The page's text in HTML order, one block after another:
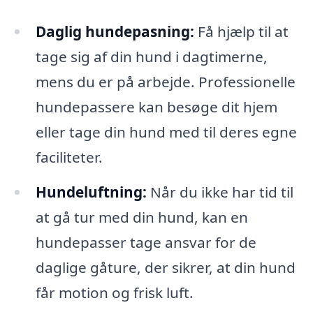
Daglig hundepasning: Få hjælp til at
tage sig af din hund i dagtimerne,
mens du er på arbejde. Professionelle
hundepassere kan besøge dit hjem
eller tage din hund med til deres egne
faciliteter.
Hundeluftning: Når du ikke har tid til
at gå tur med din hund, kan en
hundepasser tage ansvar for de
daglige gåture, der sikrer, at din hund
får motion og frisk luft.